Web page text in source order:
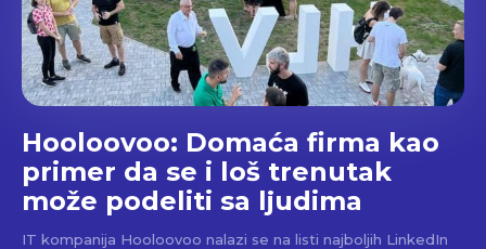
Hooloovoo: Domaća firma kao
primer da se i loš trenutak
može podeliti sa ljudima
IT kompanija Hooloovoo nalazi se na listi najboljih LinkedIn